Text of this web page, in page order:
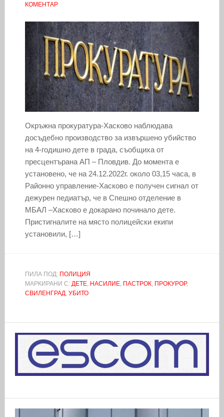
КОМЕНТАР
Окръжна прокуратура-Хасково наблюдава
досъдебно производство за извършено убийство
на 4-годишно дете в града, съобщиха от
пресцентърана АП – Пловдив. До момента е
установено, че на 24.12.2022г. около 03,15 часа, в
Районно управление-Хасково е получен сигнал от
дежурен педиатър, че в Спешно отделение в
МБАЛ –Хасково е докарано починало дете.
Пристигналите на място полицейски екипи
установили, […]
ПИЛА ПОД: ПОЛИЦИЯ
МАРКИРАНИ С: ДЕТЕ, НАСИЛИЕ, ПАСТРОК, ПРОКУРОР,
СВИЛЕНГРАД, УБИТО